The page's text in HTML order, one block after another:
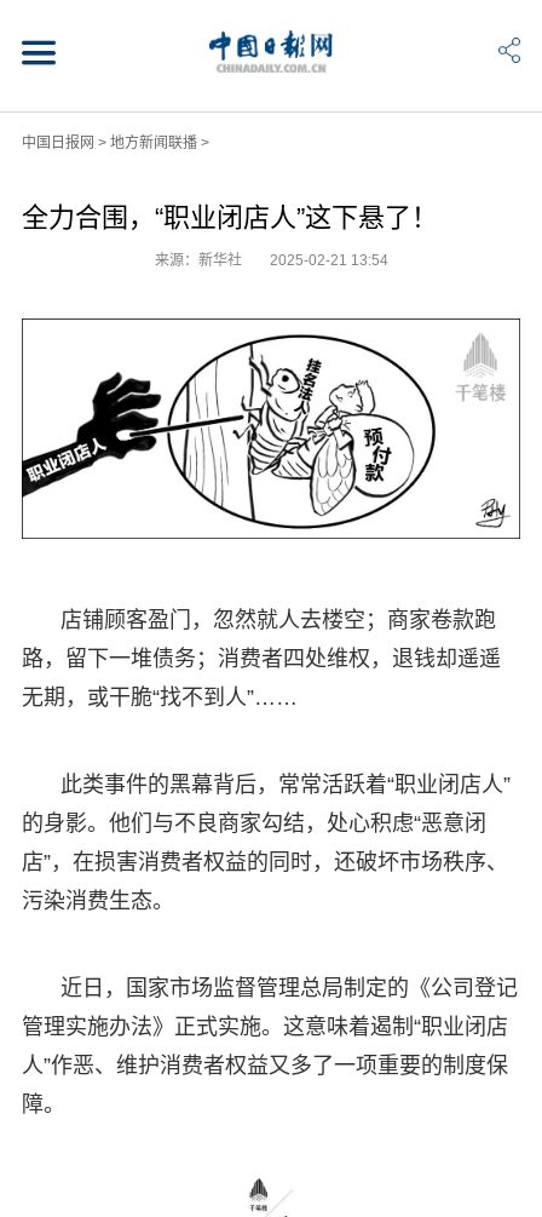
中国日报网 > 地方新闻联播>
全力合围，“职业闭店人”这下悬了！
来源：新华社 2025-02-21 13:54
店铺顾客盈门，忽然就人去楼空；商家卷款跑
路，留下一堆债务；消费者四处维权，退钱却遥遥
无期，或干脆“找不到人”……
此类事件的黑幕背后，常常活跃着“职业闭店人”
的身影。他们与不良商家勾结，处心积虑“恶意闭
店”，在损害消费者权益的同时，还破坏市场秩序、
污染消费生态。
近日，国家市场监督管理总局制定的《公司登记
管理实施办法》正式实施。这意味着遏制“职业闭店
人”作恶、维护消费者权益又多了一项重要的制度保
障。